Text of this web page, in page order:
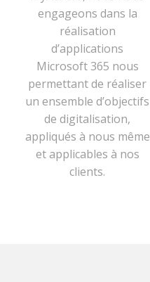
engageons dans la
réalisation
d’applications
Microsoft 365 nous
permettant de réaliser
un ensemble d’objectifs
de digitalisation,
appliqués à nous même
et applicables à nos
clients.